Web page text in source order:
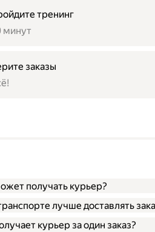
тренинг
минут
заказы
получать курьер?
лучше доставлять
курьер за один заказ?